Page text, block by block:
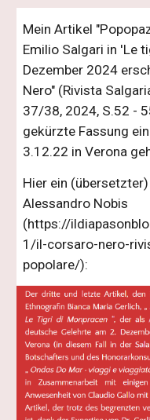
Mein Artikel
Emilio Salgari in 'Le
Dezember 2024
Nero" (Rivista
37/38, 2024, S.52 -
gekürzte Fassung
3.12.22 in Verona
Hier ein
Alessandro Nobis
(https://
1/il-corsaro-nero-
popolare/):